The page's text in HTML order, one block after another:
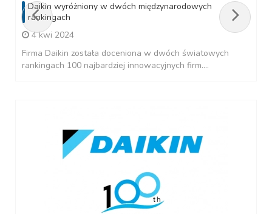
Daikin wyróżniony w dwóch międzynarodowych
rankingach
4 kwi 2024
Firma Daikin została doceniona w dwóch światowych
rankingach 100 najbardziej innowacyjnych firm....